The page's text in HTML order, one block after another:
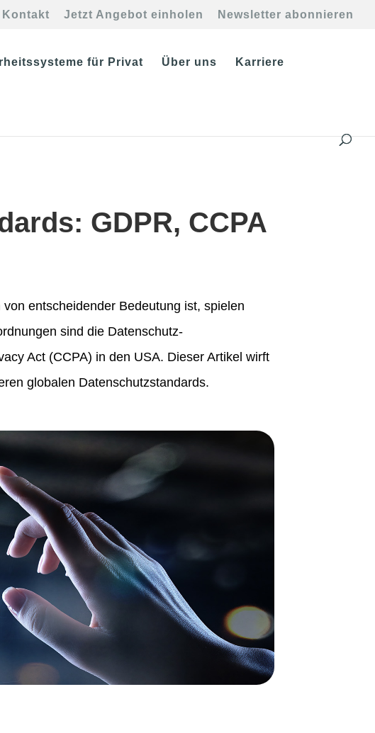
Kontakt Jetzt Angebot einholen Newsletter abonnieren
für Privat Über uns Karriere
GDPR, CCPA
entscheidender Bedeutung ist, spielen
sind die Datenschutz-
Act (CCPA) in den USA. Dieser Artikel wirft
globalen Datenschutzstandards.